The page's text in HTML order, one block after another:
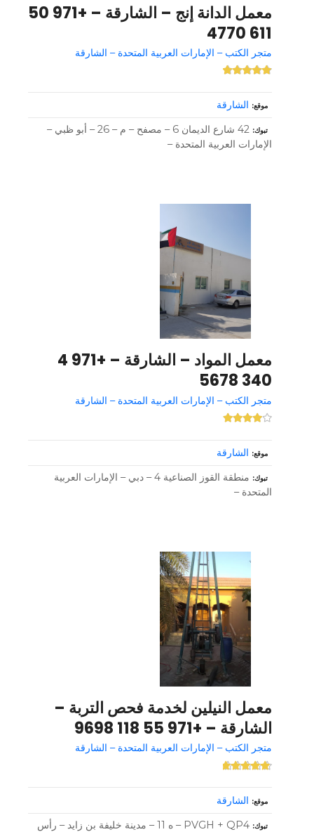
معمل الدانة إنج – الشارقة – +971 50
611 4770
متجر الكتب – الإمارات العربية المتحدة – الشارقة
موقع الشارقة
تبوك
42 شارع الديمان 6 – مصفح – م – 26 – أبو ظبي –
الإمارات العربية المتحدة –
معمل المواد – الشارقة – +971 4
340 5678
متجر الكتب – الإمارات العربية المتحدة – الشارقة
موقع الشارقة
تبوك
منطقة القوز الصناعية 4 – دبي – الإمارات العربية
المتحدة –
معمل النيلين لخدمة فحص التربة –
الشارقة – +971 55 118 9698
متجر الكتب – الإمارات العربية المتحدة – الشارقة
موقع الشارقة
تبوك
PVGH + QP4 – ه 11 – مدينة خليفة بن زايد – رأس